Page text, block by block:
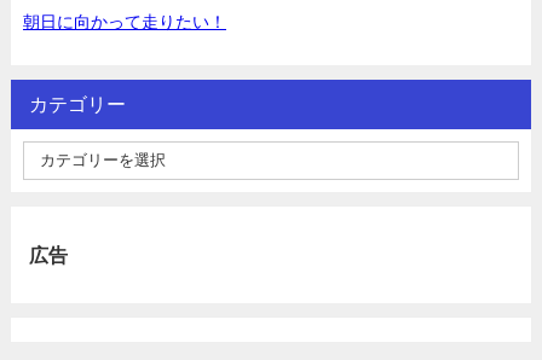
朝日に向かって走りたい！
カテゴリー
広告